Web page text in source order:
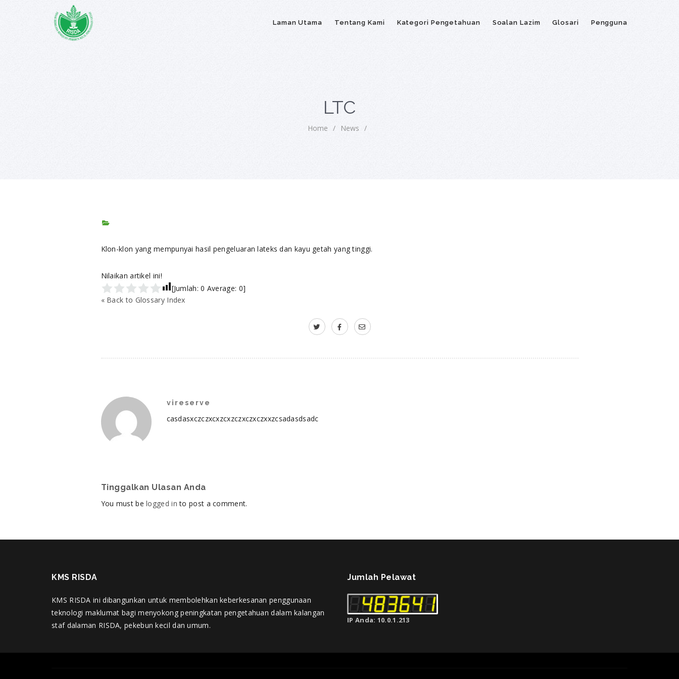
Laman Utama Tentang Kami Kategori Pengetahuan Soalan Lazim Glosari Pengguna
LTC
Home / News /
Klon-klon yang mempunyai hasil pengeluaran lateks dan kayu getah yang tinggi.
Nilaikan artikel ini!
[Jumlah:0 Average: 0]
« Back to Glossary Index
vireserve
casdasxczczxcxzcxzczxczxczxxzcsadasdsadc
Tinggalkan Ulasan Anda
You must belogged in to post a comment.
KMS RISDA
KMS RISDA ini dibangunkan untuk membolehkan keberkesanan penggunaan
teknologi maklumat bagi menyokong peningkatan pengetahuan dalam kalangan
staf dalaman RISDA, pekebun kecil dan umum.
Jumlah Pelawat
IP Anda: 10.0.1.213